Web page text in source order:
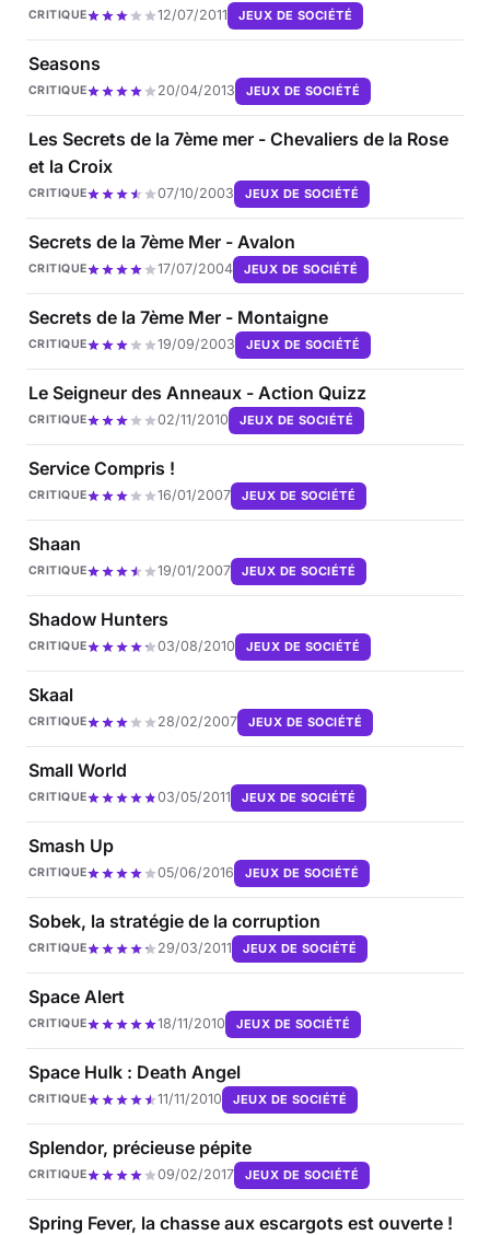
CRITIQUE 12/07/2011 JEUX DE SOCIÉTÉ
Seasons
CRITIQUE 20/04/2013 JEUX DE SOCIÉTÉ
Les Secrets de la 7ème mer - Chevaliers de la Rose
et la Croix
CRITIQUE 07/10/2003 JEUX DE SOCIÉTÉ
Secrets de la 7ème Mer - Avalon
CRITIQUE 17/07/2004 JEUX DE SOCIÉTÉ
Secrets de la 7ème Mer - Montaigne
CRITIQUE 19/09/2003 JEUX DE SOCIÉTÉ
Le Seigneur des Anneaux - Action Quizz
CRITIQUE 02/11/2010 JEUX DE SOCIÉTÉ
Service Compris !
CRITIQUE 16/01/2007 JEUX DE SOCIÉTÉ
Shaan
CRITIQUE 19/01/2007 JEUX DE SOCIÉTÉ
Shadow Hunters
CRITIQUE 03/08/2010 JEUX DE SOCIÉTÉ
Skaal
CRITIQUE 28/02/2007 JEUX DE SOCIÉTÉ
Small World
CRITIQUE 03/05/2011 JEUX DE SOCIÉTÉ
Smash Up
CRITIQUE 05/06/2016 JEUX DE SOCIÉTÉ
Sobek, la stratégie de la corruption
CRITIQUE 29/03/2011 JEUX DE SOCIÉTÉ
Space Alert
CRITIQUE 18/11/2010 JEUX DE SOCIÉTÉ
Space Hulk : Death Angel
CRITIQUE 11/11/2010 JEUX DE SOCIÉTÉ
Splendor, précieuse pépite
CRITIQUE 09/02/2017 JEUX DE SOCIÉTÉ
Spring Fever, la chasse aux escargots est ouverte !